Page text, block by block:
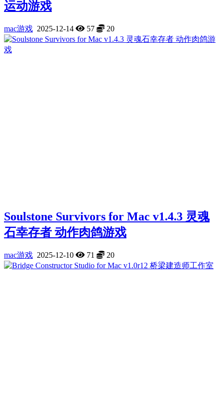
运动游戏
mac游戏 2025-12-14 57 20
Soulstone Survivors for Mac v1.4.3 灵魂
石幸存者 动作肉鸽游戏
mac游戏 2025-12-10 71 20